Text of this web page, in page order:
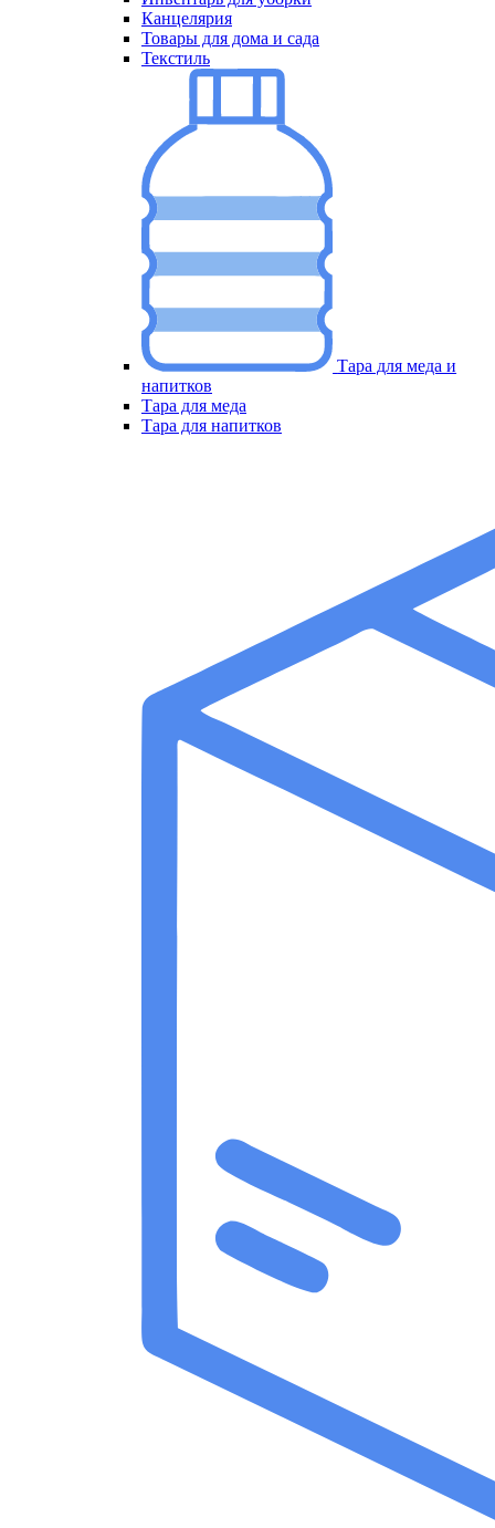
Канцелярия
Товары для дома и сада
Текстиль
Тара для меда и
напитков
МенюТара для меда
Тара для напитков